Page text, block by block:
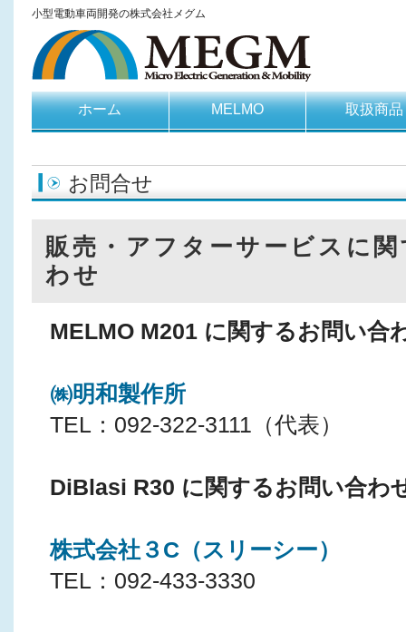
小型電動車両開発の株式会社メグム
ホーム MELMO 取扱商品
お問合せ
販売・アフターサービスに
わせ
MELMO M201 に関するお問い合
㈱明和製作所
TEL：092-322-3111（代表）
DiBlasi R30 に関するお問い合わ
株式会社３C（スリーシー）
TEL：092-433-3330